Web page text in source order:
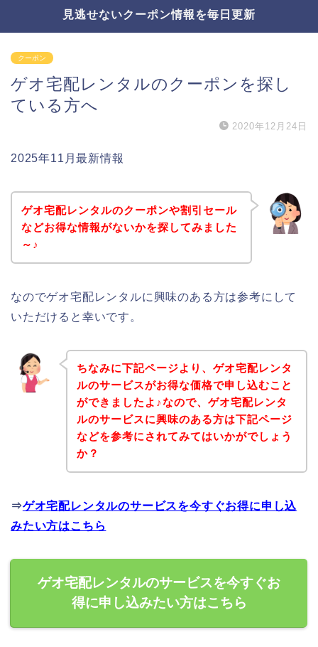
見逃せないクーポン情報を毎日更新
クーポン
ゲオ宅配レンタルのクーポンを探し
ている方へ
2020年12月24日
2025年11月最新情報
ゲオ宅配レンタルのクーポンや割引セール
などお得な情報がないかを探してみました
～♪
なのでゲオ宅配レンタルに興味のある方は参考にして
いただけると幸いです。
ちなみに下記ページより、ゲオ宅配レンタ
ルのサービスがお得な価格で申し込むこと
ができましたよ♪なので、ゲオ宅配レンタ
ルのサービスに興味のある方は下記ページ
などを参考にされてみてはいかがでしょう
か？
⇒ゲオ宅配レンタルのサービスを今すぐお得に申し込
みたい方はこちら
ゲオ宅配レンタルのサービスを今すぐお
得に申し込みたい方はこちら